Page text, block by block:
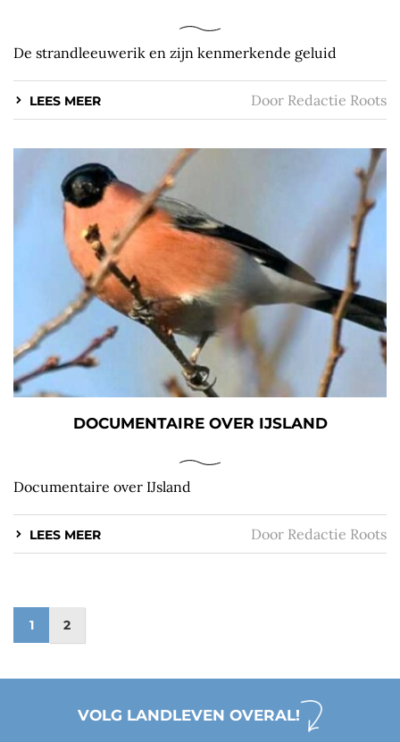
De strandleeuwerik en zijn kenmerkende geluid
LEES MEER Door Redactie Roots
DOCUMENTAIRE OVER IJSLAND
Documentaire over IJsland
LEES MEER Door Redactie Roots
1 2
VOLG LANDLEVEN OVERAL!